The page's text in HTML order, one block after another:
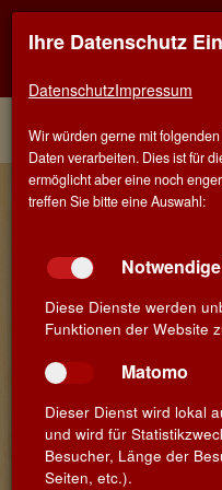
Home Winzer
José Pablo -
Auf der Suche nach einem
Präsentation in Deutschland
Pablo auf der »Millesime
Weinprobe war klar: die
Die Voraussetzungen dafür
Familienweingut liegt in
mitten in der geschützten
Ihre Datenschutz
DatenschutzImpressum
Wir würden gerne mit
Daten verarbeiten. Dies ist für
ermöglicht aber eine noch
treffen Sie bitte eine Auswahl:
Diese Dienste werden
Funktionen der Website
Matomo
Dieser Dienst wird lokal
und wird für
Besucher, Länge der
Seiten, etc.).